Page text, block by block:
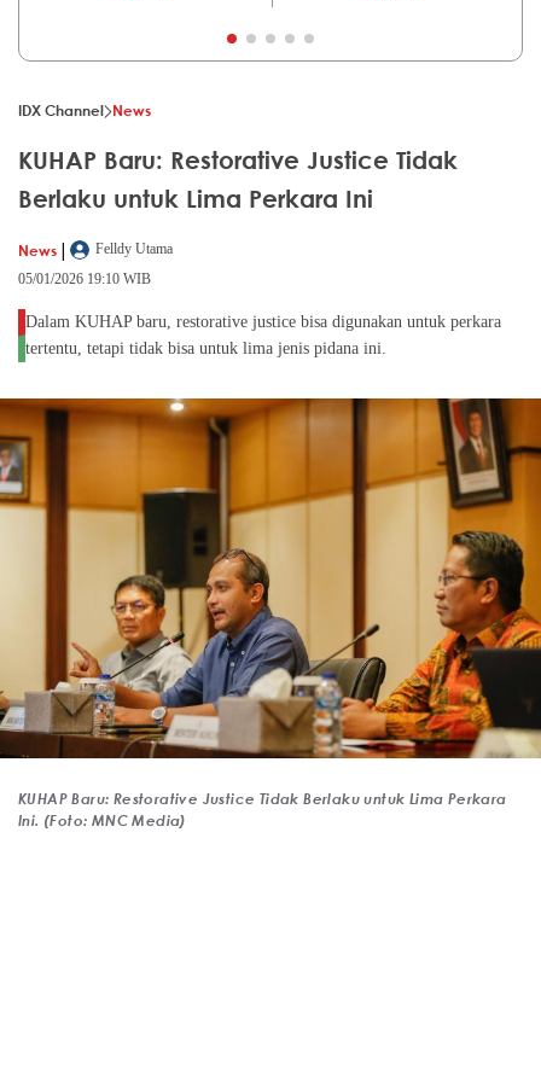
IDX Channel News
KUHAP Baru: Restorative Justice Tidak
Berlaku untuk Lima Perkara Ini
News |
Felldy Utama
05/01/2026 19:10 WIB
Dalam KUHAP baru, restorative justice bisa digunakan untuk perkara
tertentu, tetapi tidak bisa untuk lima jenis pidana ini.
KUHAP Baru: Restorative Justice Tidak Berlaku untuk Lima Perkara
Ini. (Foto: MNC Media)